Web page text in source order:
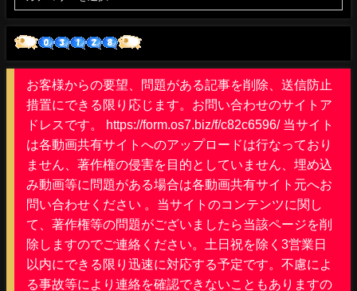
お客様からの要望、問題がある記事を削除、送信防止
措置にできる限り応じます。お問い合わせのサイトア
ドレスです。 https://form.os7.biz/f/c82c6596/ 当サイト
は各動画共有サイトへのアップロードは行なっており
ません、著作権の侵害を目的としていません、埋め込
み動画等に問題がある場合は各動画共有サイト元へお
問い合わせください 。当サイトのコンテンツに関し
て、著作権等の問題がございましたら当該ページを削
除しますのでご連絡ください。土日祝を除く3営業日
以内にできる限り迅速に対応する予定です。不慮によ
る事故等により連絡を確認できないこともありますの